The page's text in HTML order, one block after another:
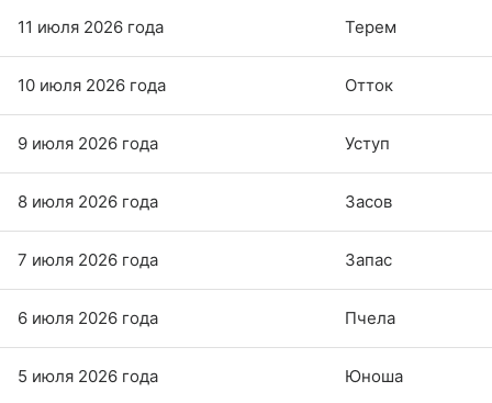
11 июля 2026 года Терем
10 июля 2026 года Отток
9 июля 2026 года Уступ
8 июля 2026 года Засов
7 июля 2026 года Запас
6 июля 2026 года Пчела
5 июля 2026 года Юноша